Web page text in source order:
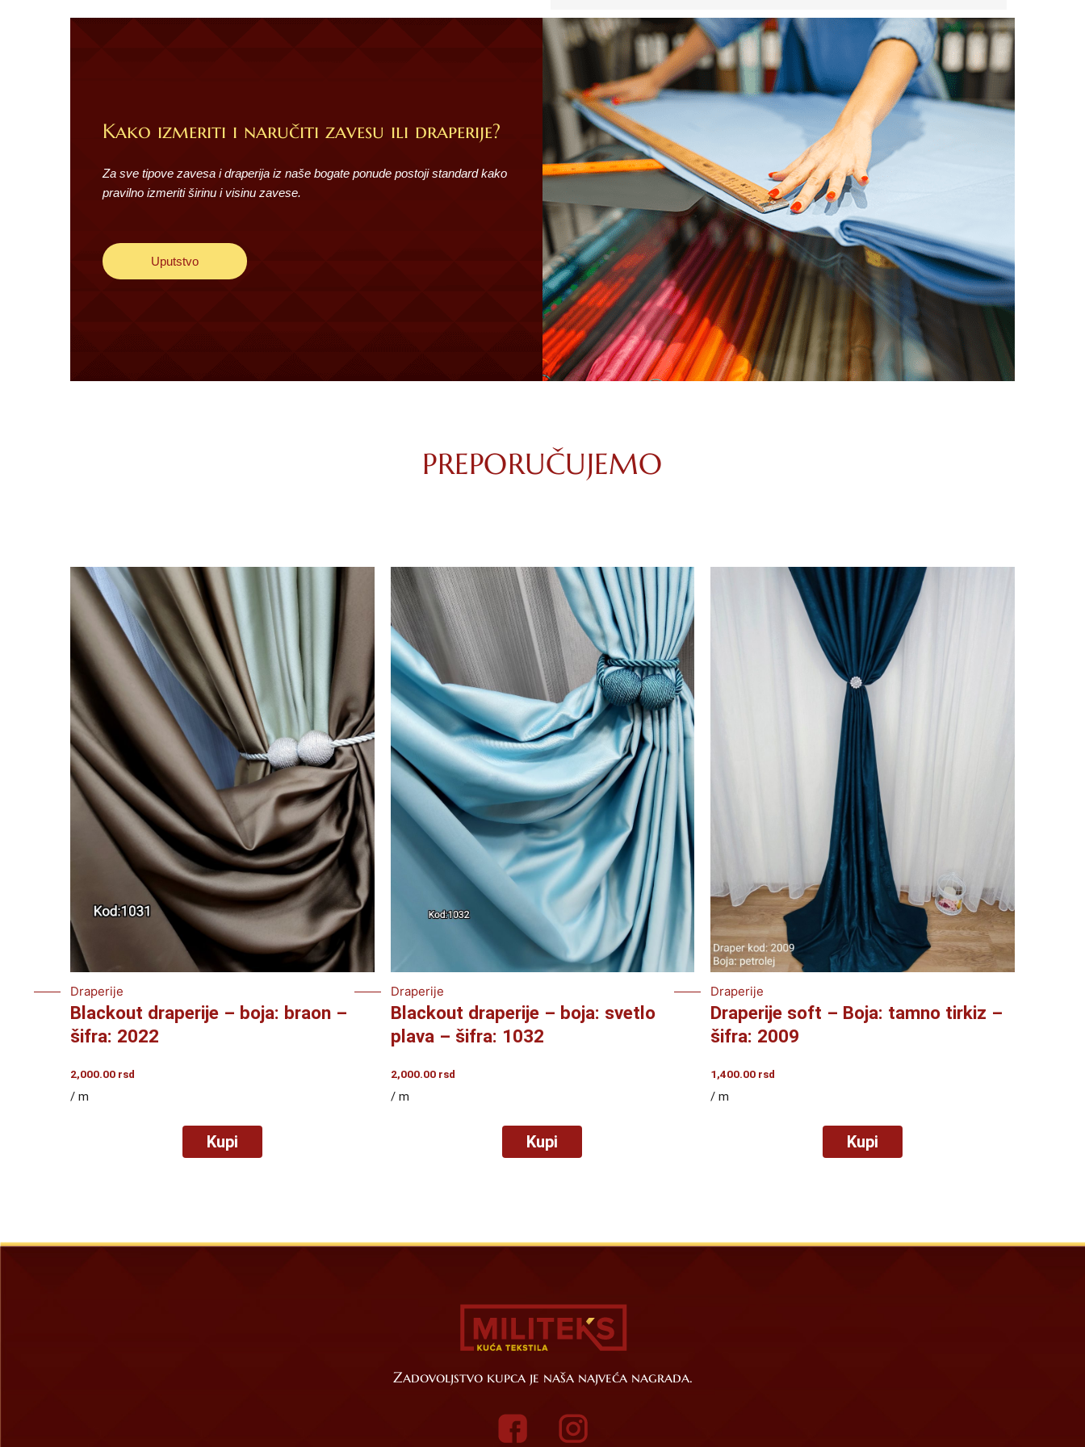
Kako izmeriti i naručiti zavesu ili draperije?
Za sve tipove zavesa i draperija iz naše bogate ponude postoji standard kako
pravilno izmeriti širinu i visinu zavese.
Uputstvo
PREPORUČUJEMO
Draperije
Blackout draperije – boja: braon –
šifra: 2022
2,000.00 rsd
/ m
Kupi
Draperije
Blackout draperije – boja: svetlo
plava – šifra: 1032
2,000.00rsd
/ m
Kupi
Draperije
Draperije soft – Boja: tamno tirkiz –
šifra: 2009
1,400.00 rsd
/ m
Kupi
Zadovoljstvo kupca je naša najveća nagrada.